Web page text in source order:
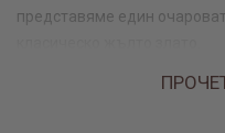
представяме един